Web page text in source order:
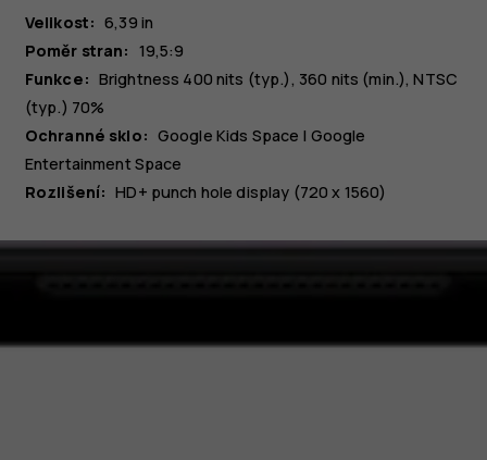
Velikost: 6,39 in
Poměr stran: 19,5:9
Funkce: Brightness 400 nits (typ.), 360 nits (min.), NTSC
(typ.) 70%
Ochranné sklo: Google Kids Space | Google
Entertainment Space
Rozlišení: HD+ punch hole display (720 x 1560)